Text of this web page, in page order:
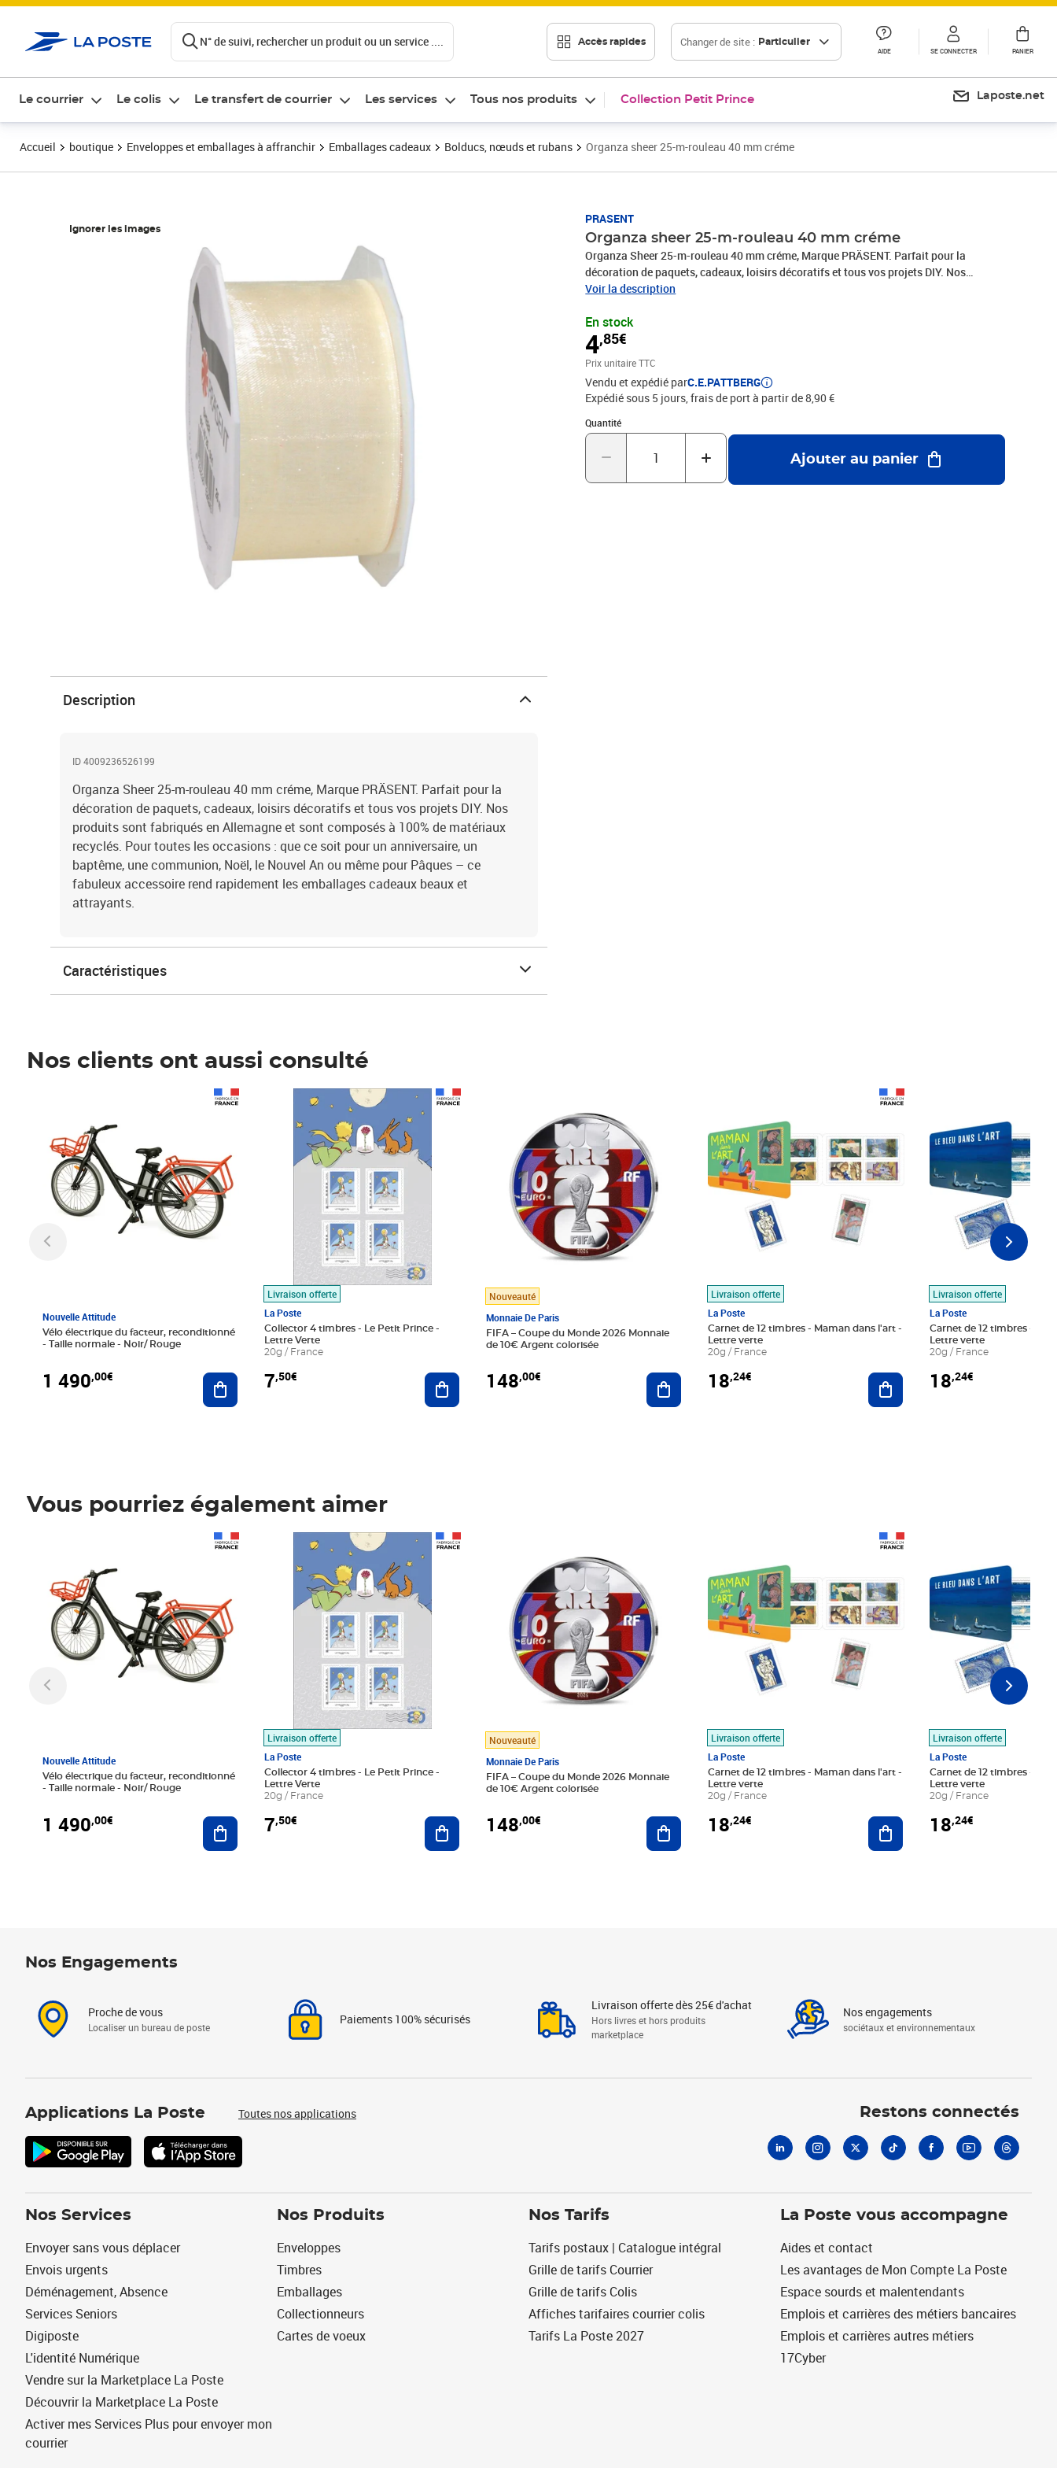
N° de suivi, rechercher un produit ou un service .... Accès rapides Changer de site : Particulier
AIDE SE CONNECTER PANIER
Le courrier Le colis Le transfert de courrier Les services Tous nos produits Collection Petit Prince Laposte.net
Accueil boutique Enveloppes et emballages à affranchir Emballages cadeaux Bolducs, nœuds et rubans Organza sheer 25-m-rouleau 40 mm créme
Ignorer les images
PRASENT
Organza sheer 25-m-rouleau 40 mm créme
Organza Sheer 25-m-rouleau 40 mm créme, Marque PRÄSENT. Parfait pour la
décoration de paquets, cadeaux, loisirs décoratifs et tous vos projets DIY. Nos
produits sont fabriqués en Allemagne et sont composés à 100% de matériaux
une communion, Noël, le Nouvel An ou même pour Pâques – ce fabuleux accessoire
rend rapidement les emballages cadeaux beaux et attrayants.
Voir la description
En stock
4,85€
Prix 4,85€
Prix unitaire TTC
Vendu et expédié parC.E.PATTBERG
Expédié sous 5 jours, frais de port à partir de 8,90 €
Quantité
Quantité : 1
Ajouter au panier
Description
ID 4009236526199
Organza Sheer 25-m-rouleau 40 mm créme, Marque PRÄSENT. Parfait pour la
décoration de paquets, cadeaux, loisirs décoratifs et tous vos projets DIY. Nos
produits sont fabriqués en Allemagne et sont composés à 100% de matériaux
recyclés. Pour toutes les occasions : que ce soit pour un anniversaire, un
baptême, une communion, Noël, le Nouvel An ou même pour Pâques – ce
fabuleux accessoire rend rapidement les emballages cadeaux beaux et
attrayants.
Caractéristiques
Nos clients ont aussi consulté
Nouvelle Attitude
Vélo électrique du facteur, reconditionné
- Taille normale - Noir/ Rouge
1 490,00€ Ajouter au panier
Livraison offerte
La Poste
Collector 4 timbres - Le Petit Prince -
Lettre Verte
20g / France
7,50€
Prix 7,50€
Ajouter au panier
Nouveauté
Monnaie De Paris
FIFA – Coupe du Monde 2026 Monnaie
de 10€ Argent colorisée
148,00€ Ajouter au panier
Livraison offerte
La Poste
Carnet de 12 timbres - Maman dans l'art -
Lettre verte
20g / France
18,24€ Ajouter au panier
Livraison offerte
La Poste
Carnet de 12 timbres - Le
Lettre verte
20g / France
18,24€
Vous pourriez également aimer
Nouvelle Attitude
Vélo électrique du facteur, reconditionné
- Taille normale - Noir/ Rouge
1 490,00€ Ajouter au panier
Livraison offerte
La Poste
Collector 4 timbres - Le Petit Prince -
Lettre Verte
20g / France
7,50€
Prix 7,50€
Ajouter au panier
Nouveauté
Monnaie De Paris
FIFA – Coupe du Monde 2026 Monnaie
de 10€ Argent colorisée
148,00€ Ajouter au panier
Livraison offerte
La Poste
Carnet de 12 timbres - Maman dans l'art -
Lettre verte
20g / France
18,24€ Ajouter au panier
Livraison offerte
La Poste
Carnet de 12 timbres - Le
Lettre verte
20g / France
18,24€
Nos Engagements
Proche de vous
Localiser un bureau de poste
Paiements 100% sécurisés
Livraison offerte dès 25€ d'achat
Hors livres et hors produits
marketplace
Nos engagements
sociétaux et environnementaux
Applications La Poste Toutes nos applications Restons connectés
Nos Services
Envoyer sans vous déplacer
Envois urgents
Déménagement, Absence
Services Seniors
Digiposte
L'identité Numérique
Vendre sur la Marketplace La Poste
Découvrir la Marketplace La Poste
Activer mes Services Plus pour envoyer mon
courrier
Nos Produits
Enveloppes
Timbres
Emballages
Collectionneurs
Cartes de voeux
Nos Tarifs
Tarifs postaux | Catalogue intégral
Grille de tarifs Courrier
Grille de tarifs Colis
Affiches tarifaires courrier colis
Tarifs La Poste 2027
La Poste vous accompagne
Aides et contact
Les avantages de Mon Compte La Poste
Espace sourds et malentendants
Emplois et carrières des métiers bancaires
Emplois et carrières autres métiers
17Cyber